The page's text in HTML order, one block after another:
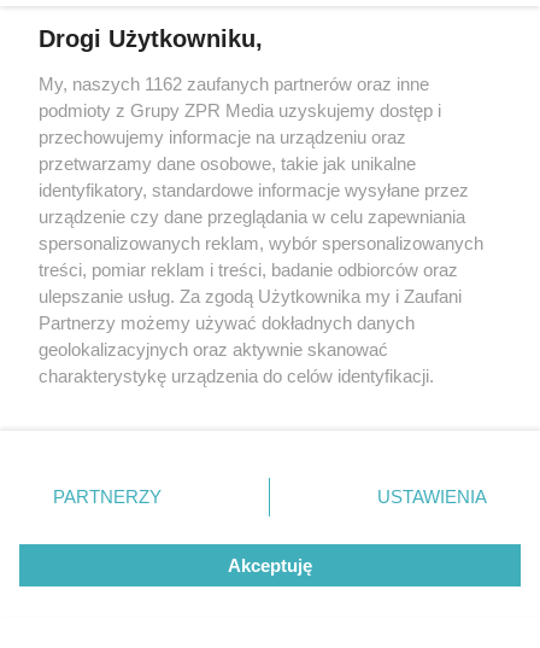
eksploatacji w jakiejkolwiek formie, włącznie z umieszczaniem w
Internecie bez pisemnej zgody właściciela praw. Jakiekolwiek użycie lub
wykorzystanie utworów w całości lub w części z naruszeniem prawa,
Drogi Użytkowniku,
My, naszych 1162 zaufanych partnerów oraz inne
podmioty z Grupy ZPR Media uzyskujemy dostęp i
przechowujemy informacje na urządzeniu oraz
przetwarzamy dane osobowe, takie jak unikalne
identyfikatory, standardowe informacje wysyłane przez
urządzenie czy dane przeglądania w celu zapewniania
spersonalizowanych reklam, wybór spersonalizowanych
treści, pomiar reklam i treści, badanie odbiorców oraz
ulepszanie usług. Za zgodą Użytkownika my i Zaufani
Partnerzy możemy używać dokładnych danych
geolokalizacyjnych oraz aktywnie skanować
charakterystykę urządzenia do celów identyfikacji.
zmienić/wycofać klikając przycisk ustawień prywatności
znajdujący się w lewym dolnym rogu strony
rodzaje przetwarzania danych nie wymagają zgody
użytkownika, ale masz prawo sprzeciwić się takiemu
przetwarzaniu. Preferencje będą miały zastosowanie tylko
PARTNERZY USTAWIENIA
Akceptuję